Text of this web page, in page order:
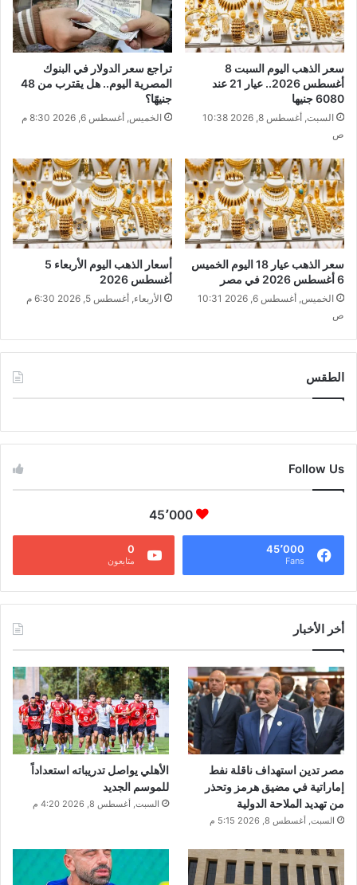
سعر الذهب اليوم السبت 8
أغسطس 2026.. عيار 21 عند
6080 جنيها
السبت, أغسطس 8, 2026 10:38
ص
تراجع سعر الدولار في البنوك
المصرية اليوم.. هل يقترب من 48
جنيهًا؟
الخميس, أغسطس 6, 2026 8:30 م
سعر الذهب عيار 18 اليوم الخميس
6 أغسطس 2026 في مصر
الخميس, أغسطس 6, 2026 10:31
ص
أسعار الذهب اليوم الأربعاء 5
أغسطس 2026
الأربعاء, أغسطس 5, 2026 6:30 م
الطقس
Follow Us
45٬000
45٬000
Fans
0
متابعون
أخر الأخبار
مصر تدين استهداف ناقلة نفط
إماراتية في مضيق هرمز وتحذر
من تهديد الملاحة الدولية
السبت, أغسطس 8, 2026 5:15 م
الأهلي يواصل تدريباته استعداداً
للموسم الجديد
السبت, أغسطس 8, 2026 4:20 م